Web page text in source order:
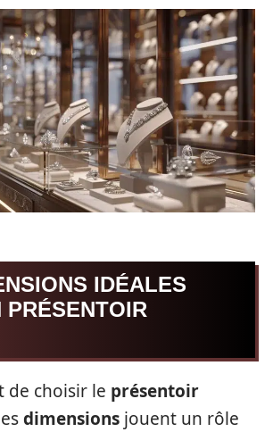
IDÉALES
PRÉSENTOIR
de choisir le présentoir
dimensions jouent un rôle